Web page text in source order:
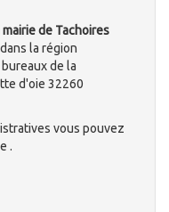
mairie de Tachoires
la région
de la
d'oie 32260
vous pouvez
.